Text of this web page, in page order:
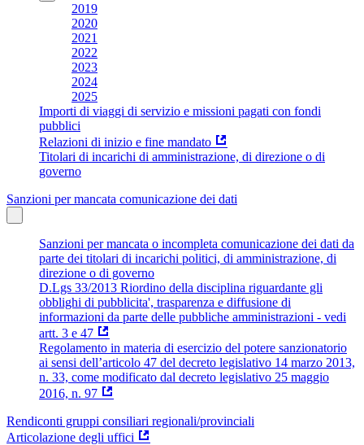
2019
2020
2021
2022
2023
2024
2025
Importi di viaggi di servizio e missioni pagati con fondi
pubblici
Relazioni di inizio e fine mandato
Titolari di incarichi di amministrazione, di direzione o di
governo
Sanzioni per mancata comunicazione dei dati
Sanzioni per mancata o incompleta comunicazione dei dati da
parte dei titolari di incarichi politici, di amministrazione, di
direzione o di governo
D.Lgs 33/2013 Riordino della disciplina riguardante gli
obblighi di pubblicita', trasparenza e diffusione di
informazioni da parte delle pubbliche amministrazioni - vedi
artt. 3 e 47
Regolamento in materia di esercizio del potere sanzionatorio
ai sensi dell’articolo 47 del decreto legislativo 14 marzo 2013,
n. 33, come modificato dal decreto legislativo 25 maggio
2016, n. 97
Rendiconti gruppi consiliari regionali/provinciali
Articolazione degli uffici